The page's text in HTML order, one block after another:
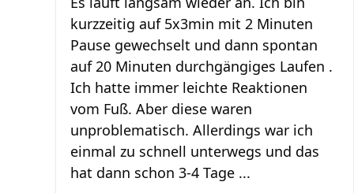
kurzzeitig auf 5x3min mit 2 Minuten
Pause gewechselt und dann spontan
auf 20 Minuten durchgängiges Laufen .
Ich hatte immer leichte Reaktionen
vom Fuß. Aber diese waren
unproblematisch. Allerdings war ich
einmal zu schnell unterwegs und das
hat dann schon 3-4 Tage ...